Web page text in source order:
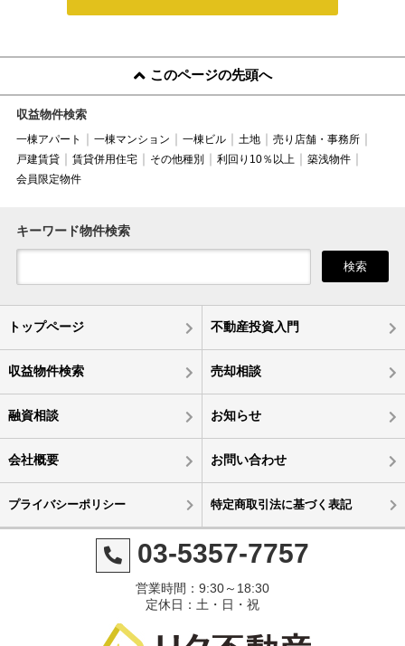
このページの先頭へ
収益物件検索
一棟アパート 一棟マンション 一棟ビル 土地
売り店舗・事務所
戸建賃貸
賃貸併用住宅 その他種別 利回り10％以上
築浅物件
会員限定物件
キーワード物件検索
検索
トップページ 不動産投資入門
収益物件検索 売却相談
融資相談 お知らせ
会社概要 お問い合わせ
プライバシーポリシー 特定商取引法に基づく表記
03-5357-7757
営業時間：9:30～18:30
定休日：土・日・祝